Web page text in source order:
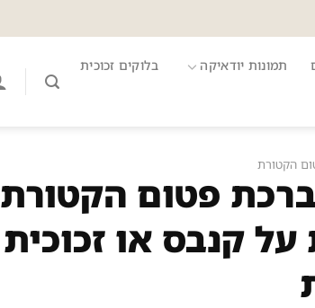
תמונות יודאיקה בלוקים זכוכית
הקטורת
– ברכת פטום הקטורת
קנבס או זכוכית